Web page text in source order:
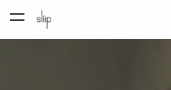
lisati ostukorvi.